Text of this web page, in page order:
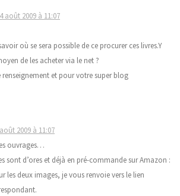
août 2009 à 11:07
où se sera possible de ce procurer ces livres.Y
de les acheter via le net ?
renseignement et pour votre super blog
2009 à 11:07
ouvrages…
sont d’ores et déjà en pré-commande sur Amazon :
les deux images, je vous renvoie vers le lien